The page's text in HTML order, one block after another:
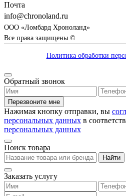
Почта
info@chronoland.ru
ООО «Ломбард Хроноланд»
Все права защищены ©
Политика обработки
Обратный звонок
Перезвоните мне
Нажимая кнопку отправки, вы
персональных данных в
персональных данных
Поиск товара
Найти
Заказать услугу